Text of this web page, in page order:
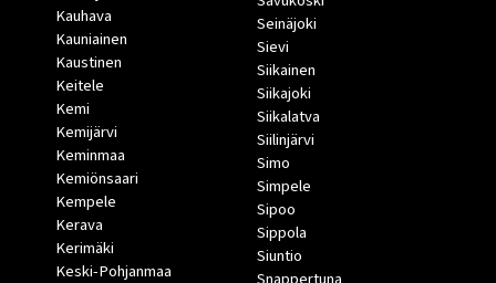
Kauhava
Kauniainen
Kaustinen
Keitele
Kemi
Kemijärvi
Keminmaa
Kemiönsaari
Kempele
Kerava
Kerimäki
Keski-Pohjanmaa
Seinäjoki
Sievi
Siikainen
Siikajoki
Siikalatva
Siilinjärvi
Simo
Simpele
Sipoo
Sippola
Siuntio